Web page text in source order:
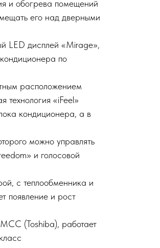
и обогрева помещений
его над дверными
LED дисплей «Mirage»,
по
расположением
технология «iFeel»
кондиционера, а в
можно управлять
и голосовой
с теплообменника и
появление и рост
(Тоshiba), работает